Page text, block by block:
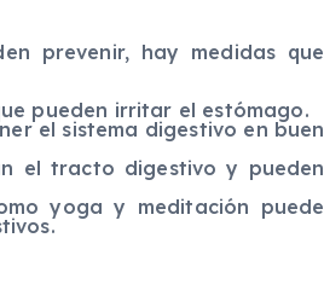
prevenir, hay medidas que
pueden irritar el estómago.
el sistema digestivo en buen
el tracto digestivo y pueden
yoga y meditación puede